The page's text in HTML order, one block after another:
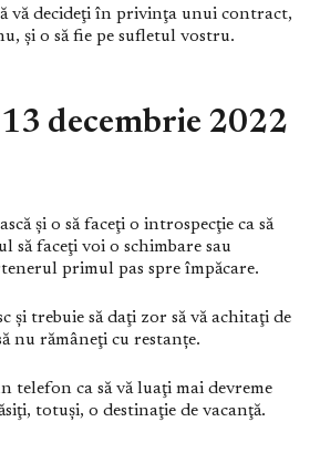
vă decideţi în privinţa unui contract,
şi o să fie pe sufletul vostru.
decembrie 2022
şi o să faceţi o introspecţie ca să
să faceţi voi o schimbare sau
primul pas spre împăcare.
şi trebuie să daţi zor să vă achitaţi de
nu rămâneţi cu restanțe.
telefon ca să vă luaţi mai devreme
totuşi, o destinaţie de vacanţă.